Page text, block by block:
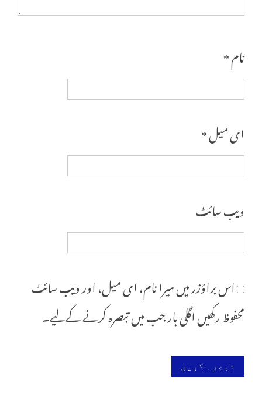
نام*
ای میل*
ویب‌ سائٹ
اس براؤزر میں میرا نام، ای میل، اور ویب سائٹ
محفوظ رکھیں اگلی بار جب میں تبصرہ کرنے کےلیے۔